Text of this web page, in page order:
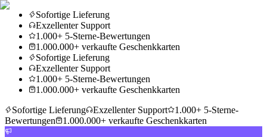
Sofortige Lieferung
Exzellenter Support
1.000+ 5-Sterne-Bewertungen
1.000.000+ verkaufte Geschenkkarten
Sofortige Lieferung
Exzellenter Support
1.000+ 5-Sterne-Bewertungen
1.000.000+ verkaufte Geschenkkarten
Sofortige Lieferung
Exzellenter Support
1.000+ 5-Sterne-
Bewertungen
1.000.000+ verkaufte Geschenkkarten